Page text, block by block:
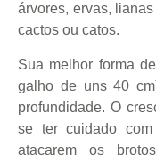
árvores, ervas,
cactos ou catos.
Sua melhor forma
galho de uns 40
profundidade. O
se ter cuidado
atacarem os